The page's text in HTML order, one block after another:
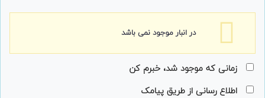
در انبار موجود نمی باشد
زمانی که موجود شد، خبرم کن
اطلاع رسانی از طریق پیامک